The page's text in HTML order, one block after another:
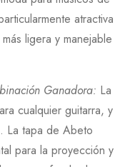
atractiva
ligera y manejable
Ganadora: La
cualquier guitarra, y
La tapa de Abeto
para la proyección y